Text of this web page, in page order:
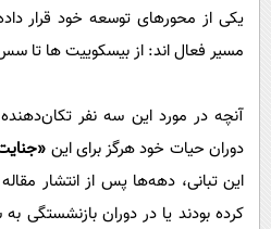
یکی از محورهای توسعه خود قرار
مسیر فعال اند: از بیسکوییت ها تا
آنچه در مورد این سه نفر
دوران حیات خود هرگز برای این
این تبانی، دهه‌ها پس از انتشار
کرده بودند یا در دوران بازنشستگی